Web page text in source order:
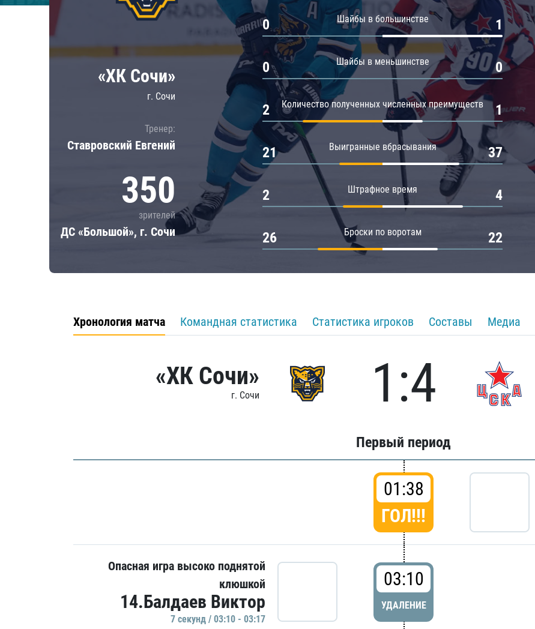
Локомотив
ЦСКА
Шанхайские Драконы
Амур
Барыс
Салават Юлаев
«ХК Сочи»
г. Сочи
Тренер:
Ставровский Евгений
350
зрителей
ДС «Большой», г. Сочи
Шайбы в большинстве
0 1
Шайбы в меньшинстве
0 0
Количество полученных численных преимуществ
2 1
Выигранные вбрасывания
21 37
Штрафное время
2 4
Броски по воротам
26 22
Хронология матча Командная статистика Статистика игроков Составы Медиа
«ХК Сочи»
г. Сочи 1:4
Первый период
01:38
ГОЛ!!!
Опасная игра высоко поднятой
клюшкой
14.Балдаев Виктор
7 секунд / 03:10 - 03:17
03:10
УДАЛЕНИЕ